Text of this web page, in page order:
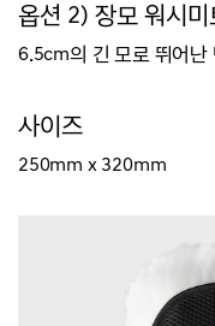
옵션 2) 장모 워시미
6.5cm의 긴 모로 뛰어난
사이즈
250mm x 320mm